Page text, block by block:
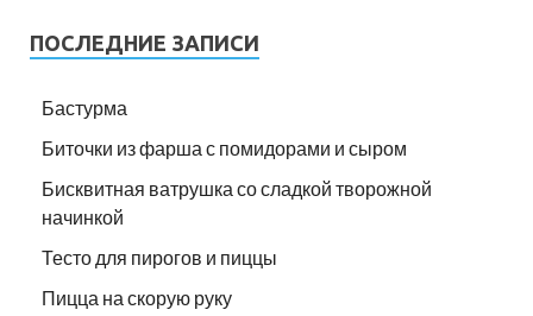
ПОСЛЕДНИЕ ЗАПИСИ
Бастурма
Биточки из фарша с помидорами и сыром
Бисквитная ватрушка со сладкой творожной
начинкой
Тесто для пирогов и пиццы
Пицца на скорую руку